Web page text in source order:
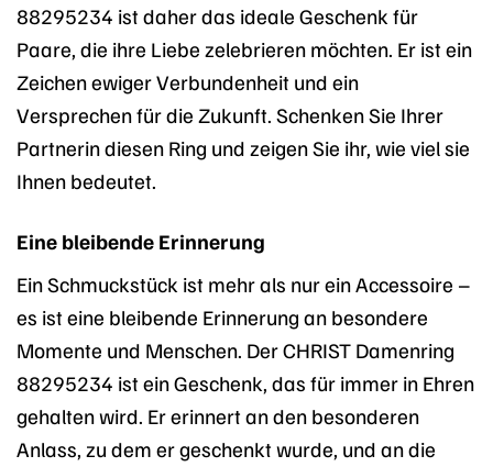
88295234 ist daher das ideale Geschenk für
Paare, die ihre Liebe zelebrieren möchten. Er ist ein
Zeichen ewiger Verbundenheit und ein
Versprechen für die Zukunft. Schenken Sie Ihrer
Partnerin diesen Ring und zeigen Sie ihr, wie viel sie
Ihnen bedeutet.
Eine bleibende Erinnerung
Ein Schmuckstück ist mehr als nur ein Accessoire –
es ist eine bleibende Erinnerung an besondere
Momente und Menschen. Der CHRIST Damenring
88295234 ist ein Geschenk, das für immer in Ehren
gehalten wird. Er erinnert an den besonderen
Anlass, zu dem er geschenkt wurde, und an die